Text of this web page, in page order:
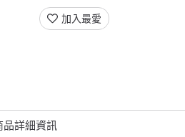
加入最愛
品詳細資訊